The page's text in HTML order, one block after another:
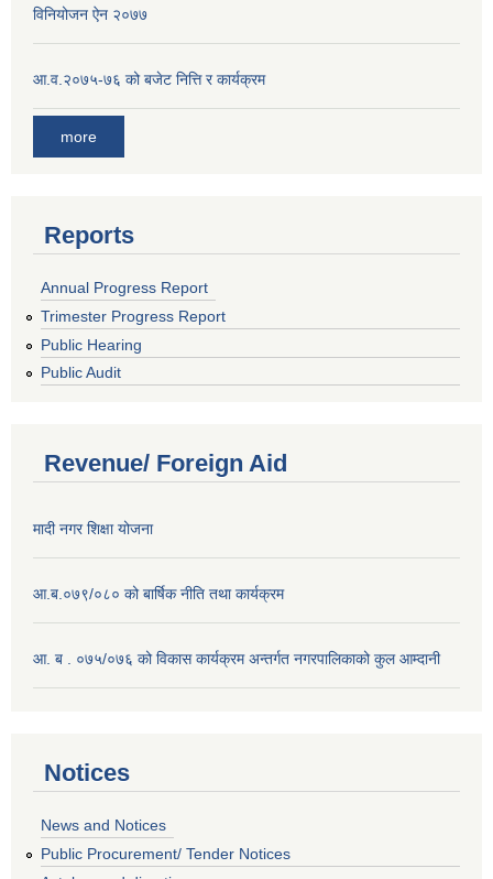
विनियोजन ऐन २०७७
आ.व.२०७५-७६ को बजेट नित्ति र कार्यक्रम
more
Reports
Annual Progress Report
Trimester Progress Report
Public Hearing
Public Audit
Revenue/ Foreign Aid
मादी नगर शिक्षा योजना
आ.ब.०७९/०८० को बार्षिक नीति तथा कार्यक्रम
आ. ब . ०७५/०७६ को विकास कार्यक्रम अन्तर्गत नगरपालिकाको कुल आम्दानी
Notices
News and Notices
Public Procurement/ Tender Notices